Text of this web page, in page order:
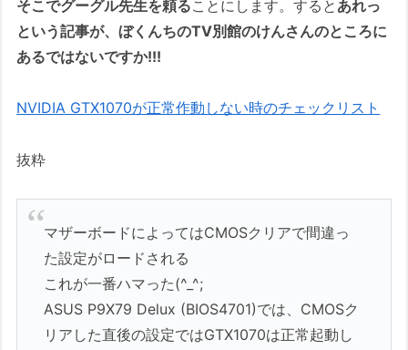
そこでグーグル先生を頼ることにします。すると あれっ
という記事が、ぼくんちのTV別館のけんさんのところに
あるではないですか!!!
NVIDIA GTX1070が正常作動しない時のチェックリスト
抜粋
マザーボードによってはCMOSクリアで間違っ
た設定がロードされる
これが一番ハマった(^_^;
ASUS P9X79 Delux (BIOS4701)では、CMOSク
リアした直後の設定ではGTX1070は正常起動し